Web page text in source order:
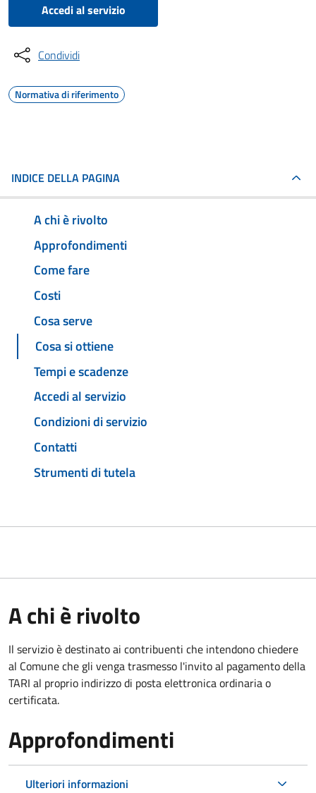
Accedi al servizio
Condividi
Normativa di riferimento
INDICE DELLA PAGINA
A chi è rivolto
Approfondimenti
Come fare
Costi
Cosa serve
Cosa si ottiene
Tempi e scadenze
Accedi al servizio
Condizioni di servizio
Contatti
Strumenti di tutela
A chi è rivolto
Il servizio è destinato ai contribuenti che intendono chiedere
al Comune che gli venga trasmesso l'invito al pagamento della
TARI al proprio indirizzo di posta elettronica ordinaria o
certificata.
Approfondimenti
Ulteriori informazioni